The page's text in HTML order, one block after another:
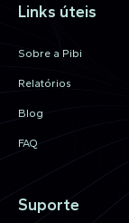
Links úteis
Sobre a Pibi
Relatórios
Blog
FAQ
Suporte